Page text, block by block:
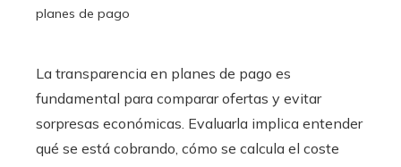
planes de pago
La transparencia en planes de pago es
fundamental para comparar ofertas y evitar
sorpresas económicas. Evaluarla implica entender
qué se está cobrando, cómo se calcula el coste